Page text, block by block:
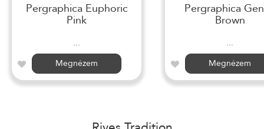
Pergraphica Euphoric
Pink
...
Megnézem
Pergraphica
Brown
...
Megnézem